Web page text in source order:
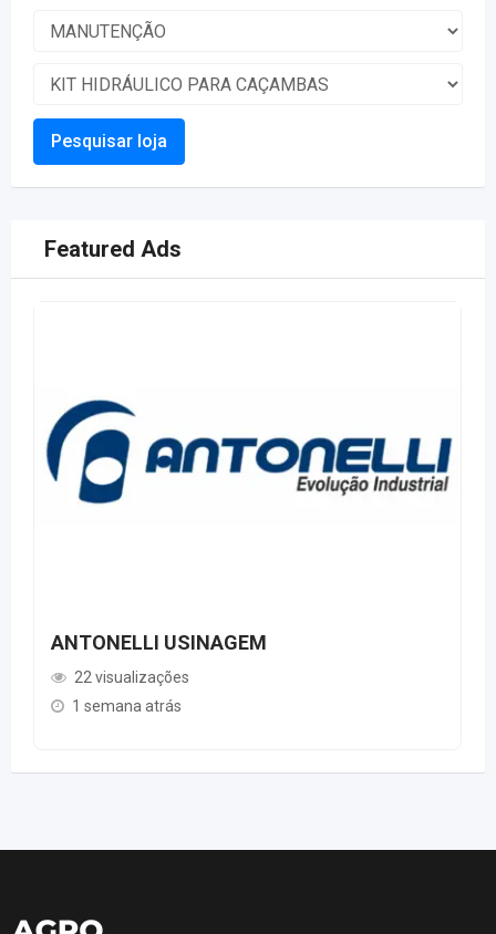
Pesquisar loja
Featured Ads
ANTONELLI USINAGEM
22 visualizações
1 semana atrás